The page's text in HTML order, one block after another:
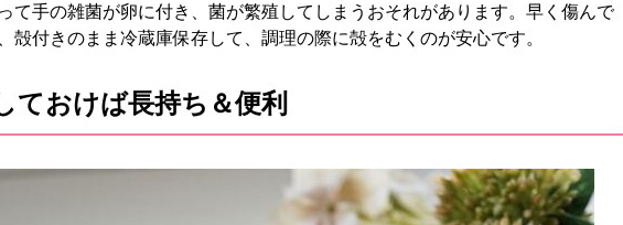
て手の雑菌が卵に付き、菌が繁殖してしまうおそれがあります。早く傷んで
殻付きのまま冷蔵庫保存して、調理の際に殻をむくのが安心です。
ておけば長持ち＆便利